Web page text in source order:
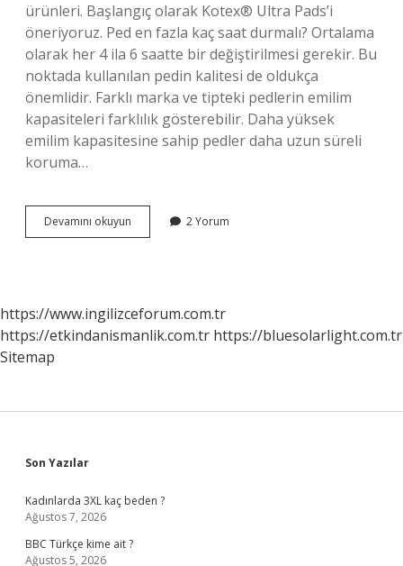
ürünleri. Başlangıç ​​olarak Kotex® Ultra Pads’i
öneriyoruz. Ped en fazla kaç saat durmalı? Ortalama
olarak her 4 ila 6 saatte bir değiştirilmesi gerekir. Bu
noktada kullanılan pedin kalitesi de oldukça
önemlidir. Farklı marka ve tipteki pedlerin emilim
kapasiteleri farklılık gösterebilir. Daha yüksek
emilim kapasitesine sahip pedler daha uzun süreli
koruma…
Devamını okuyun
Pedi
2 Yorum
https://www.ingilizceforum.com.tr
https://etkindanismanlik.com.tr https://bluesolarlight.com.tr
Sitemap
Sidebar
Son Yazılar
Kadınlarda 3XL kaç beden ?
Ağustos 7, 2026
BBC Türkçe kime ait ?
Ağustos 5, 2026